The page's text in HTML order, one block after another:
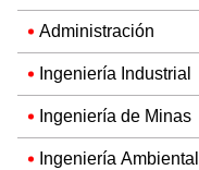
Administración
Ingeniería Industrial
Ingeniería de Minas
Ingeniería Ambiental